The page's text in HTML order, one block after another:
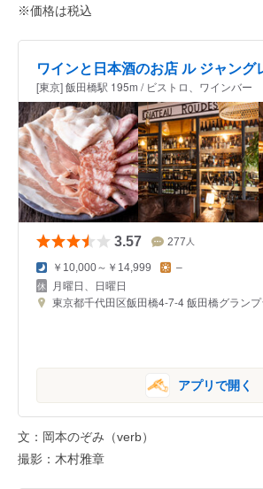
※価格は税込
ワインと日本酒のお店 ル ジャング
[東京] 飯田橋駅 195m / ビストロ、ワインバー
3.57 277 人
￥10,000～￥14,999 –
月曜日、日曜日
東京都千代田区飯田橋4-7-4 飯田橋グラン
アプリで開く
文：岡本のぞみ（verb）
撮影：木村雅章